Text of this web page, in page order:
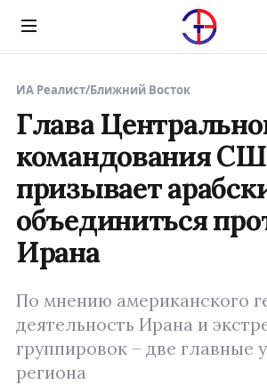
Menu
ИА Реалист/Ближний Восток
Глава
командования
призывает
объединиться
Ирана
По мнению американского
деятельность Ирана и
группировок – две главные
региона